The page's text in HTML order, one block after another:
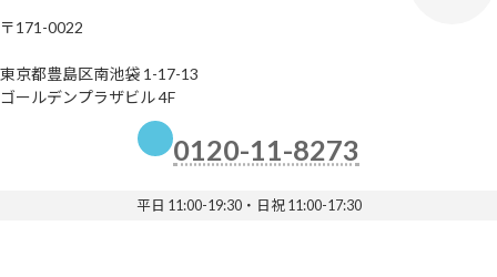
〒171-0022
東京都豊島区南池袋 1-17-13
ゴールデンプラザビル 4F
0120-11-8273
平日 11:00-19:30・日祝 11:00-17:30